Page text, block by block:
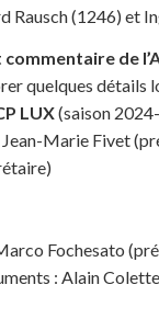
Rausch (1246) et
de
quelques
LUX(saison
Jean-Marie Fivet
Fochesato
: Alain